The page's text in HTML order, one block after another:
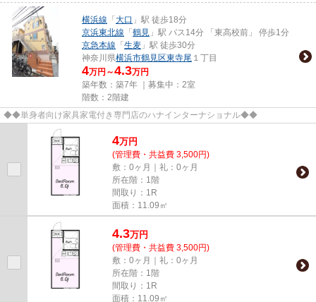
横浜線 「 大口 」駅 徒歩18分
京浜東北線 「 鶴見 」駅 バス14分 「東高校前」 停歩1分
京急本線 「 生麦 」駅 徒歩30分
神奈川県横浜市鶴見区東寺尾 １丁目
4万円～4.3万円
築年数：築7年 ｜募集中： 2室
階数：2階建
◆◆単身者向け家具家電付き専門店のハナインターナショナル◆◆
4万円
(管理費・共益費 3,500円)
敷：0ヶ月｜礼：0ヶ月
所在階：1階
間取り：1R
面積：11.09㎡
4.3万円
(管理費・共益費 3,500円)
敷：0ヶ月｜礼：0ヶ月
所在階：1階
間取り：1R
面積：11.09㎡